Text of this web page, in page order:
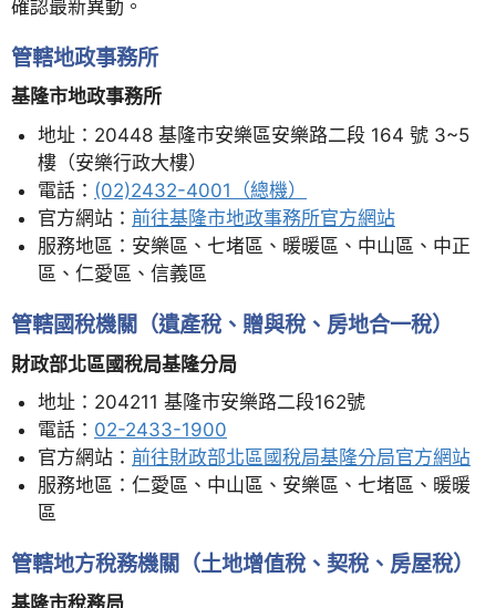
確認最新異動。
管轄地政事務所
基隆市地政事務所
地址：20448 基隆市安樂區安樂路二段 164 號 3~5
樓（安樂行政大樓）
電話： (02)2432-4001（總機）
官方網站： 前往基隆市地政事務所官方網站
服務地區：安樂區、七堵區、暖暖區、中山區、中正
區、仁愛區、信義區
管轄國稅機關（遺產稅、贈與稅、房地合一稅）
財政部北區國稅局基隆分局
地址：204211 基隆市安樂路二段162號
電話： 02-2433-1900
官方網站： 前往財政部北區國稅局基隆分局官方網站
服務地區：仁愛區、中山區、安樂區、七堵區、暖暖
區
管轄地方稅務機關（土地增值稅、契稅、房屋稅）